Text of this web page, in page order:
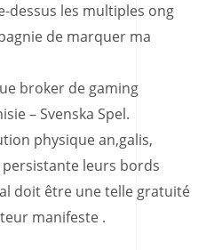
dessus les multiples ong
de marquer ma
broker de gaming
– Svenska Spel.
physique an,galis,
leurs bords
doit être une telle gratuité
manifeste .